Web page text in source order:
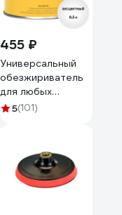
455 ₽
Универсальный
обезжириватель
для любых
поверхностей
5(101)